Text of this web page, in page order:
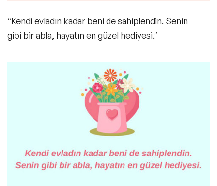
“Kendi evladın kadar beni de sahiplendin. Senin
gibi bir abla, hayatın en güzel hediyesi.”